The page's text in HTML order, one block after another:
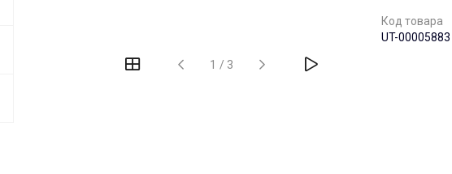
1 / 3
Код товара
UT-00005883